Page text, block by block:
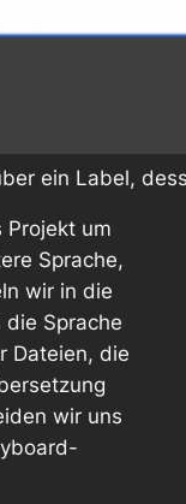
ein Label,
um
Sprache,
wir in die
Sprache
Dateien, die
wir uns
-